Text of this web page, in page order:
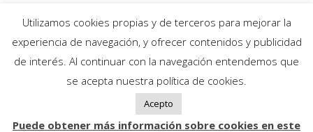
Mario Schumacher Blog 2026
Utilizamos cookies propias y de terceros para mejorar la
experiencia de navegación, y ofrecer contenidos y publicidad
de interés. Al continuar con la navegación entendemos que
se acepta nuestra política de cookies.
Acepto
Puede obtener más información sobre cookies en este